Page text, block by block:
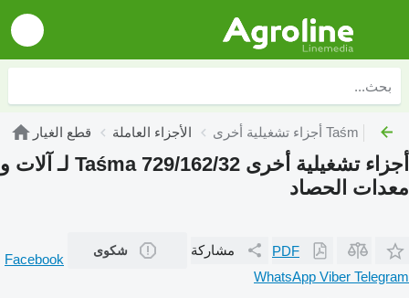
قطع الغيار الأجزاء العاملة
أجزاء تشغيلية أخرى Taśma 729/162/32 لـ آلات و
معدات الحصاد
PDF مشاركة شكوى
Facebook
WhatsApp Viber Telegram